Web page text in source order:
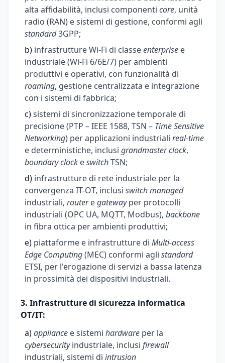
alta affidabilità, inclusi componenti core, unità
radio (RAN) e sistemi di gestione, conformi agli
standard3GPP;
b) infrastrutture Wi-Fi di classeenterprise e
industriale (Wi-Fi 6/6E/7) per ambienti
produttivi e operativi, con funzionalità di
roaming, gestione centralizzata e integrazione
con i sistemi di fabbrica;
c)sistemi di sincronizzazione temporale di
precisione (PTP – IEEE 1588, TSN – Time Sensitive
Networking) per applicazioni industriali real-time
e deterministiche, inclusi grandmaster clock,
boundary clock eswitchTSN;
d) infrastrutture di rete industriale per la
convergenza IT-OT, inclusi switch managed
industriali, router egatewayper protocolli
industriali (OPC UA, MQTT, Modbus), backbone
in fibra ottica per ambienti produttivi;
e) piattaforme e infrastrutture di Multi-access
Edge Computing(MEC) conformi agli standard
ETSI, per l'erogazione di servizi a bassa latenza
in prossimità dei dispositivi industriali.
3. Infrastrutture di sicurezza informatica
OT/IT:
a)appliance e sistemi hardware per la
cybersecurityindustriale, inclusi firewall
industriali, sistemi di intrusion